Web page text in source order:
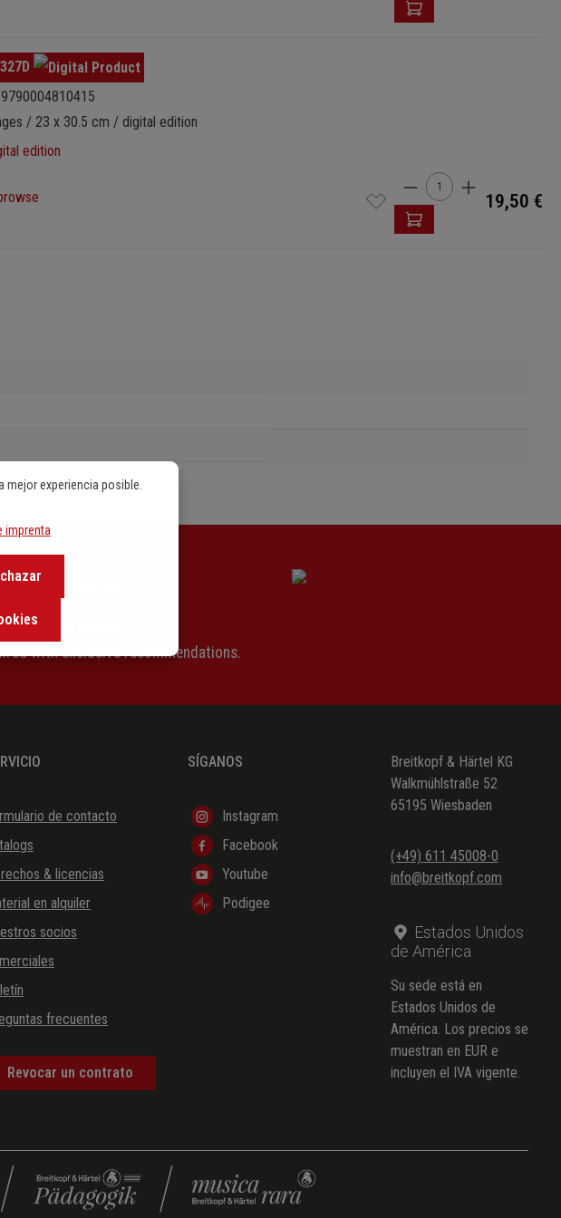
9790004810415
/ 23 x 30.5 cm / digital edition
edition
Cantidad del
19,50 €
new releases,
with exclusive recommendations.
de contacto
& licencias
en alquiler
socios
frecuentes
Revocar un contrato
SÍGANOS
Instagram
Facebook
Youtube
Podigee
Breitkopf & Härtel KG
Walkmühlstraße 52
65195 Wiesbaden
(+49) 611 45008-0
info@breitkopf.com
Estados Unidos
de América
Su sede está en
Estados Unidos de
América. Los precios se
muestran en EUR e
incluyen el IVA vigente.
mejor experiencia posible.
imprenta